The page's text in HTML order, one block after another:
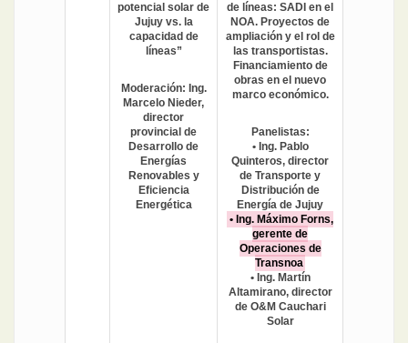
potencial solar de
Jujuy vs. la
capacidad de
líneas”
Moderación: Ing.
Marcelo Nieder,
director
provincial de
Desarrollo de
Energías
Renovables y
Eficiencia
Energética
de líneas: SADI en el
NOA. Proyectos de
ampliación y el rol de
las transportistas.
Financiamiento de
obras en el nuevo
marco económico.
Panelistas:
• Ing. Pablo
Quinteros, director
de Transporte y
Distribución de
Energía de Jujuy
• Ing. Máximo Forns,
gerente de
Operaciones de
Transnoa
• Ing. Martín
Altamirano, director
de O&M Cauchari
Solar